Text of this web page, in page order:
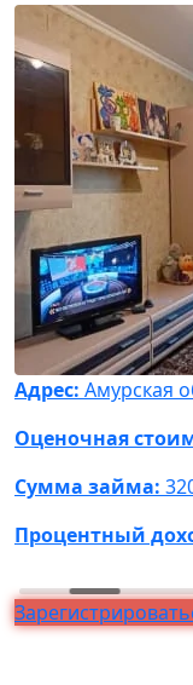
Адрес: Амурская
Оценочная
Сумма займа:
Процентный